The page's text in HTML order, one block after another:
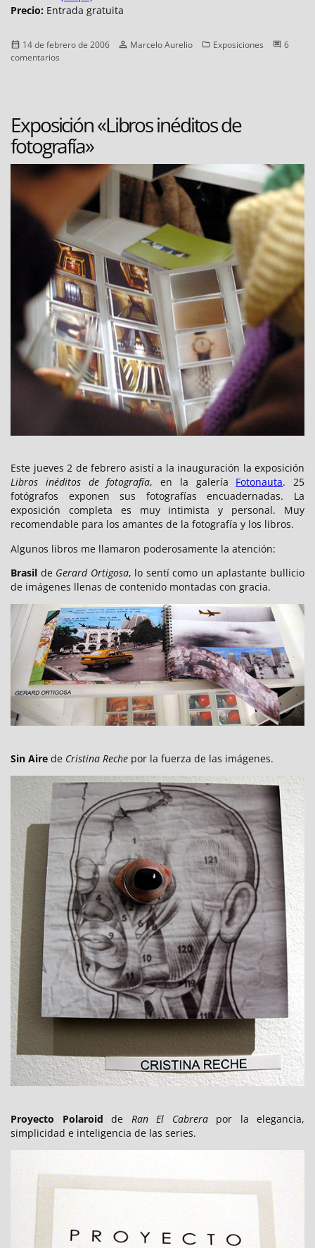
Precio: Entrada gratuita
Publicado
el
14 de febrero de 2006 Autor
Marcelo Aurelio Categorías
Exposiciones
6
comentarios
Exposición «Libros inéditos de
fotografía»
Este jueves 2 de febrero asistí a la inauguración la exposición
Libros inéditos de fotografía, en la galería Fotonauta. 25
fotógrafos exponen sus fotografías encuadernadas. La
exposición completa es muy intimista y personal. Muy
recomendable para los amantes de la fotografía y los libros.
Algunos libros me llamaron poderosamente la atención:
Brasil de Gerard Ortigosa, lo sentí como un aplastante bullicio
de imágenes llenas de contenido montadas con gracia.
Sin Aire de Cristina Reche por la fuerza de las imágenes.
Proyecto Polaroid de Ran El Cabrerapor la elegancia,
simplicidad e inteligencia de las series.